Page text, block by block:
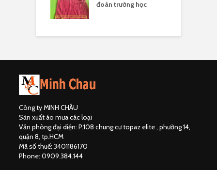
đoàn trường học
Công ty MINH CHÂU
Sản xuất áo mưa các loại
Văn phòng đại diện: P.108 chung cư topaz elite , phường 14,
quận 8, tp.HCM
Mã số thuế: 3401186170
Phone: 0909.384.144